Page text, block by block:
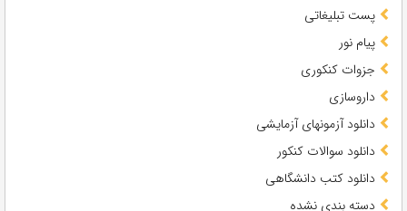
پست تبلیغاتی
پیام نور
جزوات کنکوری
داروسازی
دانلود آزمونهای آزمایشی
دانلود سوالات کنکور
دانلود کتب دانشگاهی
دسته بندی نشده